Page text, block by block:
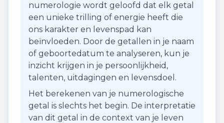
numerologie wordt geloofd dat elk getal
een unieke trilling of energie heeft die
ons karakter en levenspad kan
beïnvloeden. Door de getallen in je naam
of geboortedatum te analyseren, kun je
inzicht krijgen in je persoonlijkheid,
talenten, uitdagingen en levensdoel.
Het berekenen van je numerologische
getal is slechts het begin. De interpretatie
van dit getal in de context van je leven